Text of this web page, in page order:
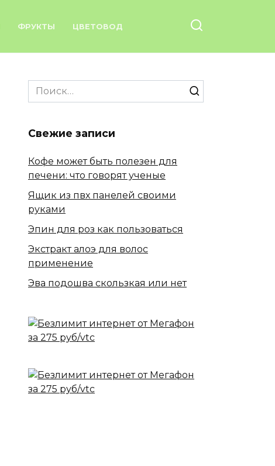
ФРУКТЫ ЦВЕТОВОД
Search
for:
Свежие записи
Кофе может быть полезен для
печени: что говорят ученые
Ящик из пвх панелей своими
руками
Эпин для роз как пользоваться
Экстракт алоэ для волос
применение
Эва подошва скользкая или нет